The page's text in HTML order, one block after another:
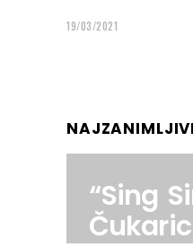
19/03/2021
“Sing